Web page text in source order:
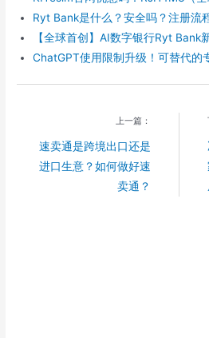
Ryt Bank是什么？安全吗？注册流
【全球首创】AI数字银行Ryt Bank
ChatGPT使用限制升级！可替代的
上一篇：
速卖通是跨境出口还是
进口生意？如何做好速
卖通？